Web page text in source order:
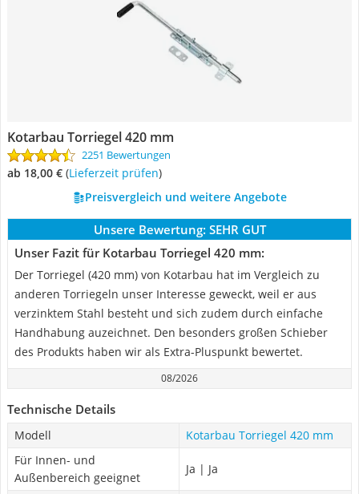
Kotarbau Torriegel 420 mm
2251 Bewertungen
ab 18,00 € (Lieferzeit prüfen)
Preisvergleich und weitere Angebote
Unsere Bewertung: SEHR GUT
Unser Fazit für Kotarbau Torriegel 420 mm:
Der Torriegel (420 mm) von Kotarbau hat im Vergleich zu
anderen Torriegeln unser Interesse geweckt, weil er aus
verzinktem Stahl besteht und sich zudem durch einfache
Handhabung auzeichnet. Den besonders großen Schieber
des Produkts haben wir als Extra-Pluspunkt bewertet.
08/2026
Technische Details
Modell
Kotarbau Torriegel 420 mm
Für Innen- und
Außenbereich geeignet
Ja | Ja